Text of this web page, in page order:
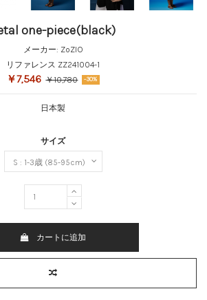
one-piece(black)
メーカー: ZoZIO
リファレンス ZZ241004-1
￥7,546 ￥10,780 -30%
日本製
サイズ
カートに追加